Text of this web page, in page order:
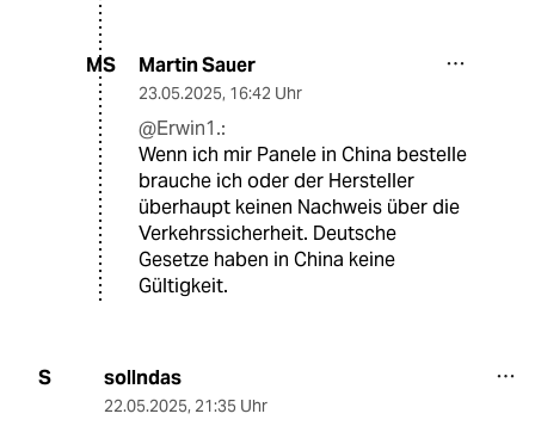
MS Martin Sauer
23.05.2025, 16:42 Uhr
@Erwin1.:
Wenn ich mir Panele in China bestelle
brauche ich oder der Hersteller
überhaupt keinen Nachweis über die
Verkehrssicherheit. Deutsche
Gesetze haben in China keine
Gültigkeit.
S sollndas
22.05.2025, 21:35 Uhr